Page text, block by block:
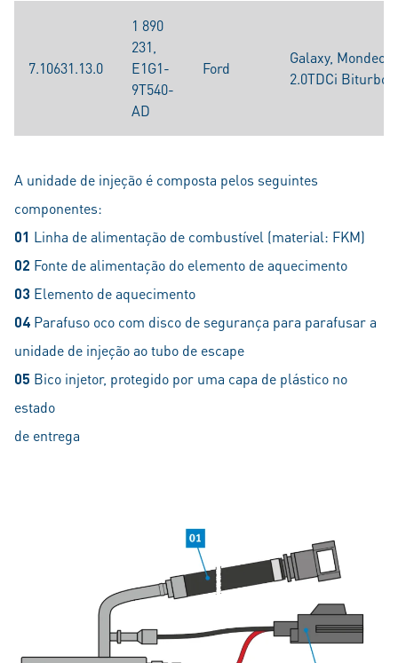
7.10631.13.0
1 890
231,
E1G1-
9T540-
AD
Ford
Galaxy, Mondeo
2.0TDCi Biturbo
A unidade de injeção é composta pelos seguintes
componentes:
01 Linha de alimentação de combustível (material: FKM)
02 Fonte de alimentação do elemento de aquecimento
03 Elemento de aquecimento
04 Parafuso oco com disco de segurança para parafusar a
unidade de injeção ao tubo de escape
05 Bico injetor, protegido por uma capa de plástico no
estado
de entrega